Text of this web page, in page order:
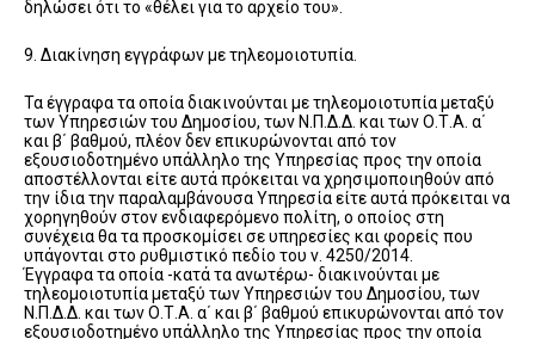
δηλώσει ότι το «θέλει για το αρχείο του».
9. Διακίνηση εγγράφων με τηλεομοιοτυπία.
Τα έγγραφα τα οποία διακινούνται με τηλεομοιοτυπία μεταξύ
των Υπηρεσιών του Δημοσίου, των Ν.Π.Δ.Δ. και των Ο.Τ.Α. α΄
και β΄ βαθμού, πλέον δεν επικυρώνονται από τον
εξουσιοδοτημένο υπάλληλο της Υπηρεσίας προς την οποία
αποστέλλονται είτε αυτά πρόκειται να χρησιμοποιηθούν από
την ίδια την παραλαμβάνουσα Υπηρεσία είτε αυτά πρόκειται να
χορηγηθούν στον ενδιαφερόμενο πολίτη, ο οποίος στη
συνέχεια θα τα προσκομίσει σε υπηρεσίες και φορείς που
υπάγονται στο ρυθμιστικό πεδίο του ν. 4250/2014.
Έγγραφα τα οποία -κατά τα ανωτέρω- διακινούνται με
τηλεομοιοτυπία μεταξύ των Υπηρεσιών του Δημοσίου, των
Ν.Π.Δ.Δ. και των Ο.Τ.Α. α΄ και β΄ βαθμού επικυρώνονται από τον
εξουσιοδοτημένο υπάλληλο της Υπηρεσίας προς την οποία